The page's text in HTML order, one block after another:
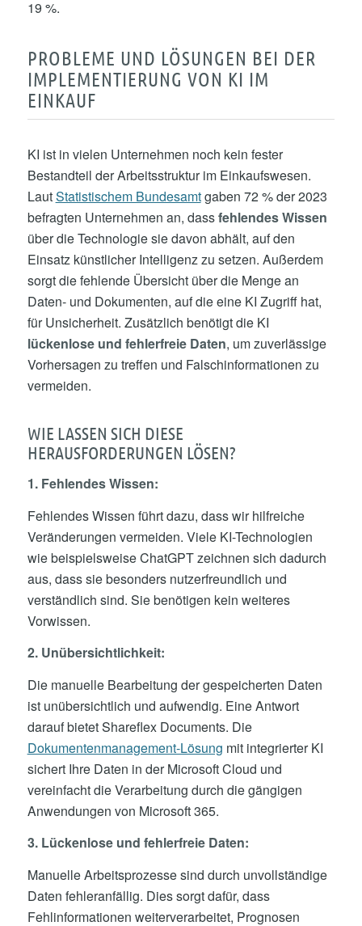
19 %.
PROBLEME UND LÖSUNGEN BEI DER
IMPLEMENTIERUNG VON KI IM
EINKAUF
KI ist in vielen Unternehmen noch kein fester
Bestandteil der Arbeitsstruktur im Einkaufswesen.
LautStatistischem Bundesamtgaben 72 % der 2023
befragten Unternehmen an, dassfehlendes Wissen
über die Technologie sie davon abhält, auf den
Einsatz künstlicher Intelligenz zu setzen. Außerdem
sorgt die fehlende Übersicht über die Menge an
Daten- und Dokumenten, auf die eine KI Zugriff hat,
für Unsicherheit. Zusätzlich benötigt die KI
lückenlose und fehlerfreie Daten, um zuverlässige
Vorhersagen zu treffen und Falschinformationen zu
vermeiden.
WIE LASSEN SICH DIESE
HERAUSFORDERUNGEN LÖSEN?
1. Fehlendes Wissen:
Fehlendes Wissen führt dazu, dass wir hilfreiche
Veränderungen vermeiden. Viele KI-Technologien
wie beispielsweise ChatGPT zeichnen sich dadurch
aus, dass sie besonders nutzerfreundlich und
verständlich sind. Sie benötigen kein weiteres
Vorwissen.
2. Unübersichtlichkeit:
Die manuelle Bearbeitung der gespeicherten Daten
ist unübersichtlich und aufwendig. Eine Antwort
darauf bietet Shareflex Documents. Die
Dokumentenmanagement-Lösung mit integrierter KI
sichert Ihre Daten in der Microsoft Cloud und
vereinfacht die Verarbeitung durch die gängigen
Anwendungen von Microsoft 365.
3. Lückenlose und fehlerfreie Daten:
Manuelle Arbeitsprozesse sind durch unvollständige
Daten fehleranfällig. Dies sorgt dafür, dass
Fehlinformationen weiterverarbeitet, Prognosen